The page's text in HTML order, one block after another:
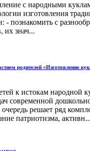
с народными
изготовления
- познакомить с
их знач...
родителей «Изготовление
к истокам народной
современной
решает ряд
патриотизма, активн...